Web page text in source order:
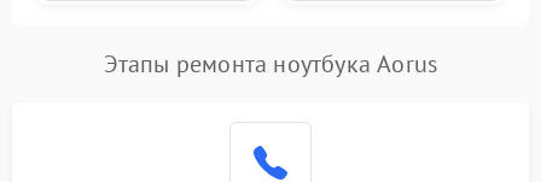
Этапы ремонта ноутбука Aorus